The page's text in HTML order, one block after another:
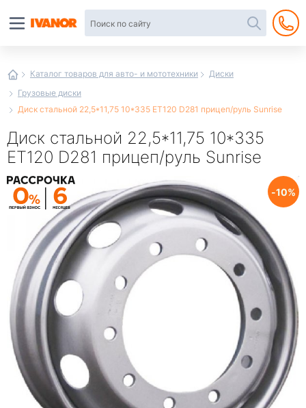
Каталог товаров для авто- и мототехники
Диски
Грузовые диски
Диск стальной 22,5*11,75 10*335 EТ120 D281 прицеп/руль Sunrise
Диск стальной 22,5*11,75 10*335
EТ120 D281 прицеп/руль Sunrise
10
интернет-